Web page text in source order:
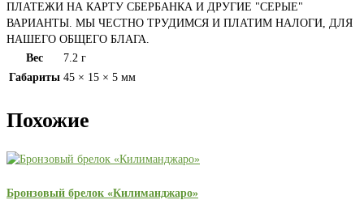
ПЛАТЕЖИ НА КАРТУ СБЕРБАНКА И ДРУГИЕ "СЕРЫЕ"
ВАРИАНТЫ. МЫ ЧЕСТНО ТРУДИМСЯ И ПЛАТИМ НАЛОГИ, ДЛЯ
НАШЕГО ОБЩЕГО БЛАГА.
Вес
7.2 г
Габариты 45 × 15 × 5 мм
Похожие
Бронзовый брелок «Килиманджаро»